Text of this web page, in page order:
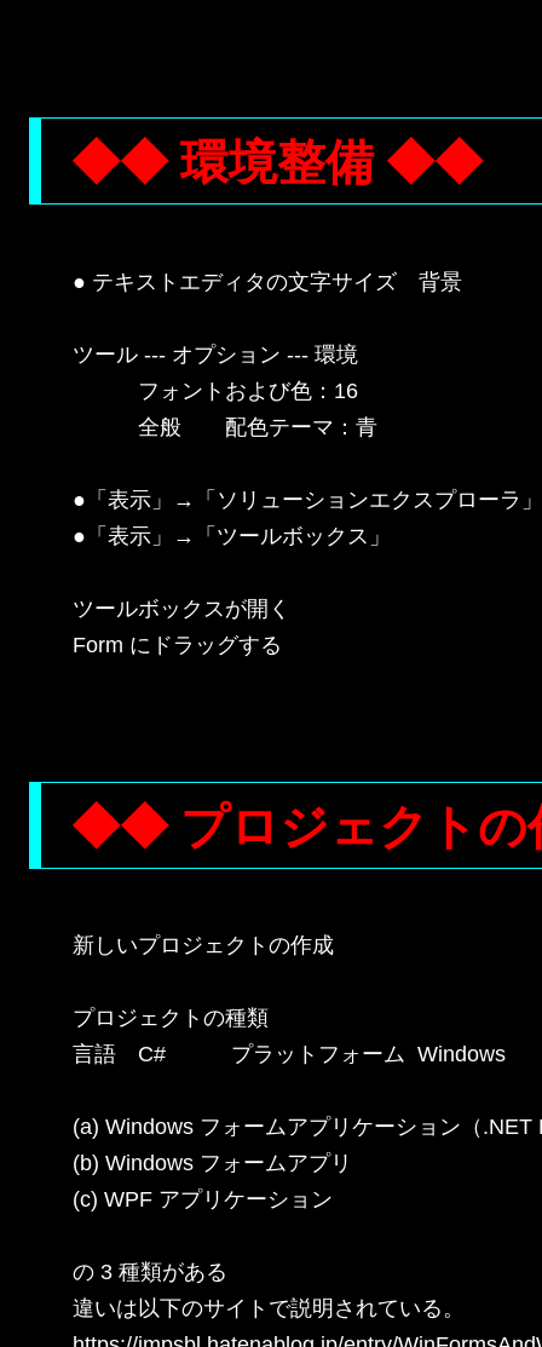
◆◆ 環境整備 ◆◆
● テキストエディタの文字サイズ　背景
ツール --- オプション --- 環境
フォントおよび色：16
全般　　配色テーマ：青
●「表示」→「ソリューションエクスプローラ
●「表示」→「ツールボックス」
ツールボックスが開く
Form にドラッグする
◆◆ プロジェクト
新しいプロジェクトの作成
プロジェクトの種類
言語　C#　　　プラットフォーム  Windows　
(a) Windows フォームアプリケーション（.NET
(b) Windows フォームアプリ
(c) WPF アプリケーション
の 3 種類がある
違いは以下のサイトで説明されている。